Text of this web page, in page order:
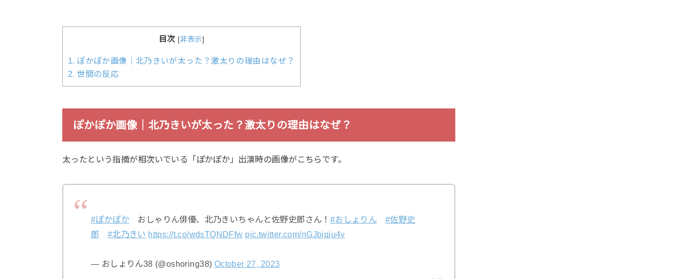
目次 [非表示]
1. ぽかぽか画像｜北乃きいが太った？激太りの理由はなぜ？
2. 世間の反応
ぽかぽか画像｜北乃きいが太った？激太りの理由はなぜ？
太ったという指摘が相次いでいる「ぽかぽか」出演時の画像がこちらです。
#ぽかぽかおしゃりん俳優、北乃きいちゃんと佐野史郎さん！ #おしょりん
#佐野史
郎
#北乃きい https://t.co/wdsTQNDFfw pic.twitter.com/nGJbiqju4v
— おしょりん38 (@oshoring38) October 27, 2023